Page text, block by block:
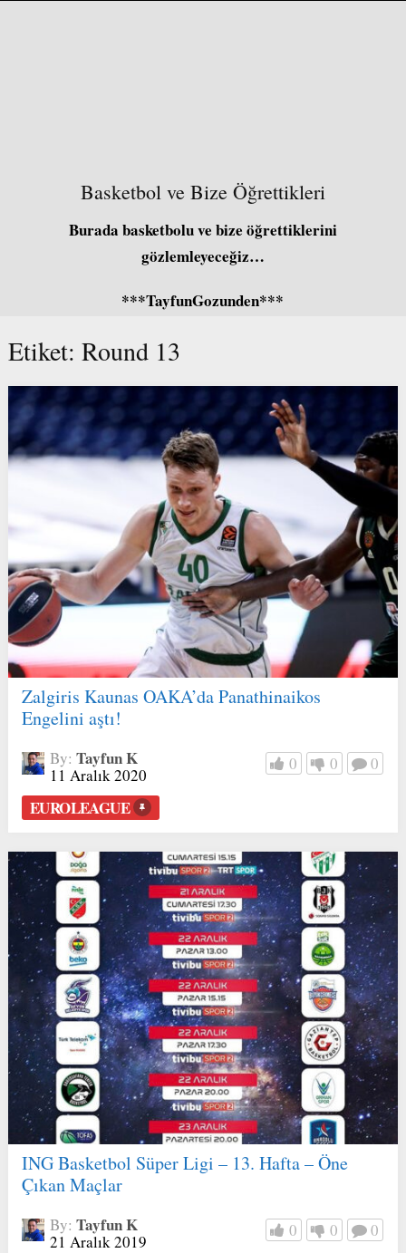
Basketbol ve Bize Öğrettikleri
Burada basketbolu ve bize öğrettiklerini
gözlemleyeceğiz…
***TayfunGozunden***
Etiket: Round 13
Zalgiris Kaunas OAKA’da Panathinaikos
Engelini aştı!
By: Tayfun K
11 Aralık 2020
0 0 0
EUROLEAGUE
ING Basketbol Süper Ligi – 13. Hafta – Öne
Çıkan Maçlar
By: Tayfun K
21 Aralık 2019
0 0 0